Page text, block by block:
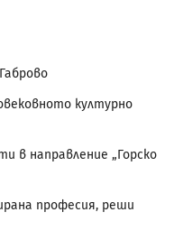
културно
в направление „Горско
професия, реши